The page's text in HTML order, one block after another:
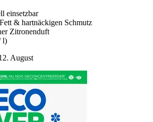
einsetzbar
& hartnäckigen Schmutz
Zitronenduft
l)
August